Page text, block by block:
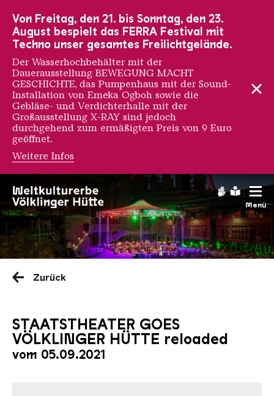
Menü
Saarländischen
Zurück
STAATSTHEATER GOES
VÖLKLINGER HÜTTE reloaded
vom 05.09.2021
Von Freitag, den 21. bis Sonntag, den 23.
August bespielt das FERRA Festival mit
Techno unser gesamtes Freilichtgelände.
Der Wasserhochbehälter mit der
Dauerausstellung BEWEGUNG MACHT
GESCHICHTE, das Pumpenhaus mit der Sound-
Installation von Emeka Ogboh sowie die
Gebläse- und Verdichterhalle mit der
Großausstellung X-RAY sind jedoch
durchgehend zum ermäßigten Preis von 9 Euro
geöffnet.
Weitere Infos